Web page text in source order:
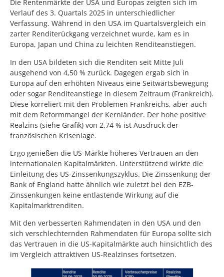
Die Rentenmärkte der USA und Europas zeigten sich im
Verlauf des 3. Quartals 2025 in unterschiedlicher
Verfassung. Während in den USA im Quartalsvergleich ein
zarter Renditerückgang verzeichnet wurde, kam es in
Europa, Japan und China zu leichten Renditeanstiegen.
In den USA bildeten sich die Renditen seit Mitte Juli
ausgehend von 4,50 % zurück. Dagegen ergab sich in
Europa auf den erhöhten Niveaus eine Seitwärtsbewegung
oder sogar Renditeanstiege in diesem Zeitraum (Frankreich).
Diese korreliert mit den Problemen Frankreichs, aber auch
mit dem Reformmangel der Kernländer. Der hohe positive
Realzins (siehe Grafik) von 2,74 % ist Ausdruck der
französischen Krisenlage.
Ergo genießen die US-Märkte höheres Vertrauen an den
internationalen Kapitalmärkten. Unterstützend wirkte die
Einleitung des US-Zinssenkungszyklus. Die Zinssenkung der
Bank of England hatte ähnlich wie zuletzt bei den EZB-
Zinssenkungen keine entlastende Wirkung auf die
Kapitalmarktrenditen.
Mit den verbesserten Rahmendaten in den USA und den
sich verschlechternden Rahmendaten für Europa sollte sich
das Vertrauen in die US-Kapitalmärkte auch hinsichtlich des
im Vergleich attraktiven US-Realzinses fortsetzen.